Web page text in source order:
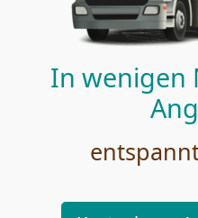
In wenigen